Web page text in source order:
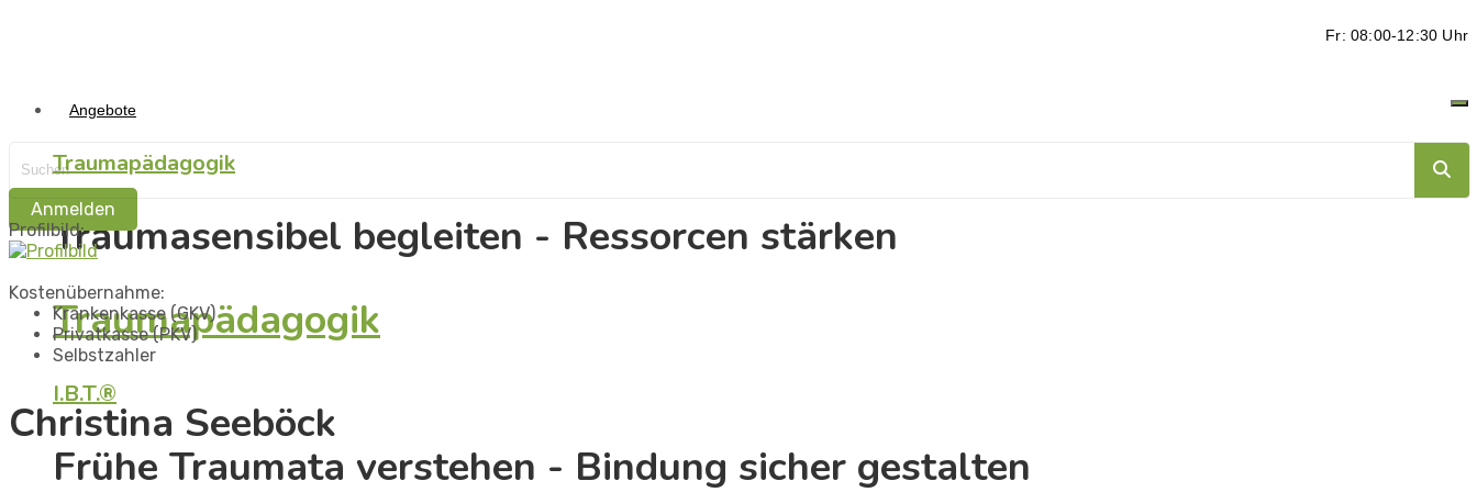
Fr: 08:00-12:30 Uhr
Angebote
Traumapädagogik
Traumasensibel begleiten - Ressorcen stärken
Traumapädagogik
I.B.T.®
Frühe Traumata verstehen - Bindung sicher gestalten
Anmelden
Profilbild:
Kostenübernahme:
Krankenkasse (GKV)
Privatkasse (PKV)
Selbstzahler
Christina Seeböck